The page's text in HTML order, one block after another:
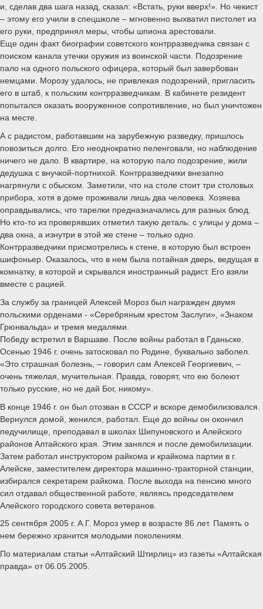
и, сделав два шага назад, сказал: «Встать, руки вверх!». Но чекист
– этому его учили в спецшколе – мгновенно выхватил пистолет из
его руки, предпринял меры, чтобы шпиона арестовали.
Еще один факт биографии советского контрразведчика связан с
поиском канала утечки оружия из воинской части. Подозрение
пало на одного польского офицера, который был завербован
немцами. Морозу удалось, не привлекая подозрений, пригласить
его в штаб, к польским контрразведчикам. В кабинете резидент
попытался оказать вооруженное сопротивление, но был уничтожен
на месте.
А с радистом, работавшим на зарубежную разведку, пришлось
повозиться долго. Его неоднократно пеленговали, но наблюдение
ничего не дало. В квартире, на которую пало подозрение, жили
дедушка с внучкой-портнихой. Контрразведчики внезапно
нагрянули с обыском. Заметили, что на столе стоит три столовых
прибора, хотя в доме проживали лишь два человека. Хозяева
оправдывались, что тарелки предназначались для разных блюд.
Но кто-то из проверявших отметил такую деталь: с улицы у дома –
два окна, а изнутри в этой же стене – только одно.
Контрразведчики присмотрелись к стене, в которую был встроен
шифоньер. Оказалось, что в нем была потайная дверь, ведущая в
комнатку, в которой и скрывался иностранный радист. Его взяли
вместе с рацией.
За службу за границей Алексей Мороз был награжден двумя
польскими орденами - «Серебряным крестом Заслуги», «Знаком
Грюнвальда» и тремя медалями.
Победу встретил в Варшаве. После войны работал в Гданьске.
Осенью 1946 г. очень затосковал по Родине, буквально заболел.
«Это страшная болезнь, – говорил сам Алексей Георгиевич, –
очень тяжелая, мучительная. Правда, говорят, что ею болеют
только русские, но не дай Бог, никому».
В конце 1946 г. он был отозван в СССР и вскоре демобилизовался.
Вернулся домой, женился, работал. Еще до войны он окончил
педучилище, преподавал в школах Шипуновского и Алейского
районов Алтайского края. Этим занялся и после демобилизации.
Затем работал инструктором райкома и крайкома партии в г.
Алейске, заместителем директора машинно-тракторной станции,
избирался секретарем райкома. После выхода на пенсию много
сил отдавал общественной работе, являясь председателем
Алейского городского совета ветеранов.
25 сентября 2005 г. А.Г. Мороз умер в возрасте 86 лет. Память о
нем бережно хранится молодыми поколениям.
По материалам статьи «Алтайский Штирлиц» из газеты «Алтайская
правда» от 06.05.2005.